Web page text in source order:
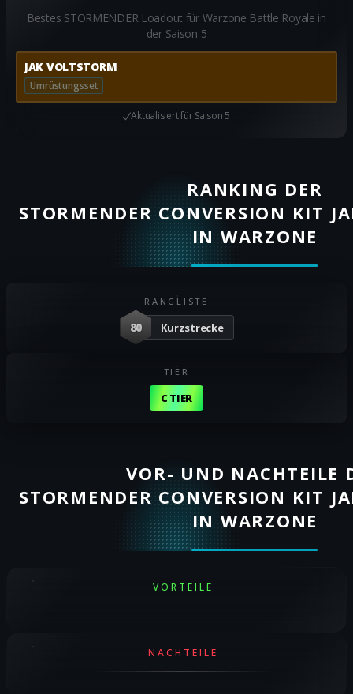
Bestes STORMENDER Loadout für Warzone Battle Royale in
der Saison 5
JAK VOLTSTORM
Umrüstungsset
Aktualisiert fürSaison 5
RANKING DER
STORMENDER CONVERSION KIT
IN WARZONE
RANGLISTE
80 Kurzstrecke
TIER
C TIER
VOR- UND NACHTEILE
STORMENDER CONVERSION KIT
IN WARZONE
VORTEILE
NACHTEILE